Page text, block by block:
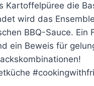
Kartoffelpüree die
wird das
BBQ-Sauce. Ein
ein Beweis für